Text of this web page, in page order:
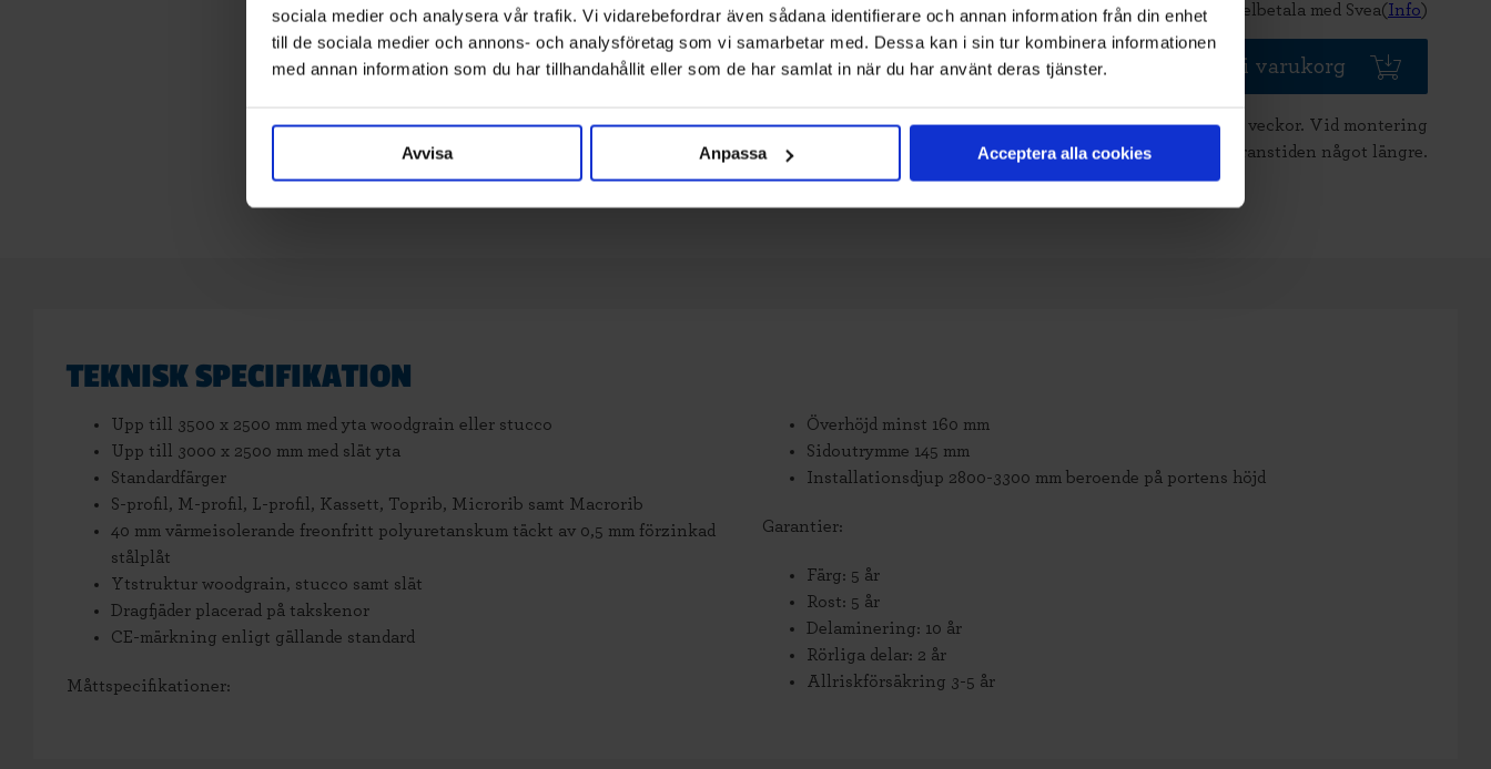
sociala medier och analysera vår trafik. Vi vidarebefordrar även sådana identifierare och annan information från din enhet
till de sociala medier och annons- och analysföretag som vi samarbetar med. Dessa kan i sin tur kombinera informationen
med annan information som du har tillhandahållit eller som de har samlat in när du har använt deras tjänster.
Avvisa Anpassa Acceptera alla cookies
Delbetala med Svea(Info)
Lägg i varukorg
Beräknad leveranstid 6-8 veckor. Vid montering
är leveranstiden något längre.
TEKNISK SPECIFIKATION
Upp till 3500 x 2500 mm med yta woodgrain eller stucco
Upp till 3000 x 2500 mm med slät yta
Standardfärger
S-profil, M-profil, L-profil, Kassett, Toprib, Microrib samt Macrorib
40 mm värmeisolerande freonfritt polyuretanskum täckt av 0,5 mm förzinkad
stålplåt
Ytstruktur woodgrain, stucco samt slät
Dragfjäder placerad på takskenor
CE-märkning enligt gällande standard
Måttspecifikationer:
Överhöjd minst 160 mm
Sidoutrymme 145 mm
Installationsdjup 2800-3300 mm beroende på portens höjd
Garantier:
Färg: 5 år
Rost: 5 år
Delaminering: 10 år
Rörliga delar: 2 år
Allriskförsäkring 3-5 år